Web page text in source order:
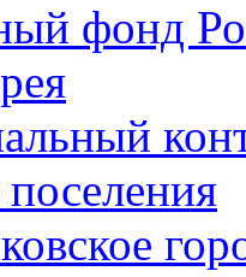
фонд